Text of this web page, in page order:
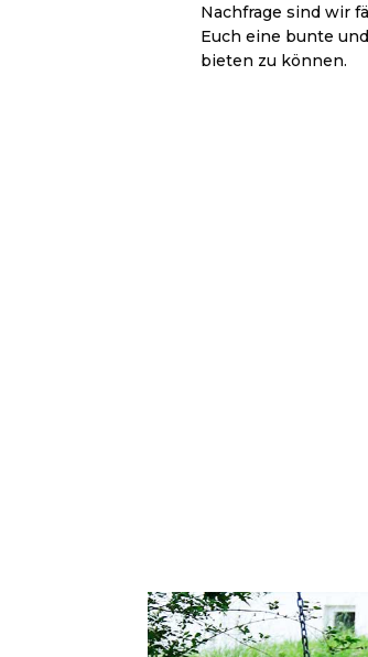
Nachfrage sind wir
Euch eine bunte
bieten zu können.